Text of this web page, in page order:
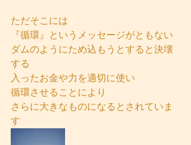
ただそこには
『循環』というメッセージがともない
ダムのようにため込もうとすると決壊
する
入ったお金や力を適切に使い
循環させることにより
さらに大きなものになるとされていま
す